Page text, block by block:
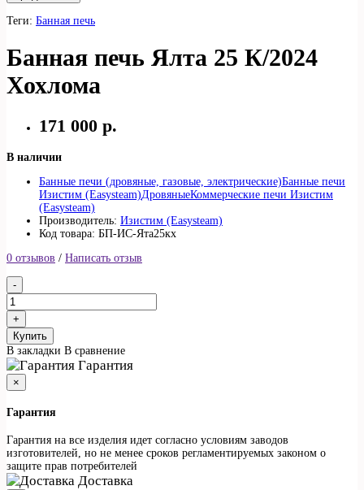
Теги: Банная печь
Банная печь Ялта 25 К/2024
Хохлома
171 000 р.
В наличии
Банные печи (дровяные, газовые, электрические)Банные печи
Изистим (Easysteam)ДровяныеКоммерческие печи Изистим
(Easysteam)
Производитель: Изистим (Easysteam)
Код товара: БП-ИС-Ята25кх
0 отзывов / Написать отзыв
Купить
В закладки В сравнение
Гарантия
×
Гарантия
Гарантия на все изделия идет согласно условиям заводов
изготовителей, но не менее сроков регламентируемых законом о
защите прав потребителей
Доставка